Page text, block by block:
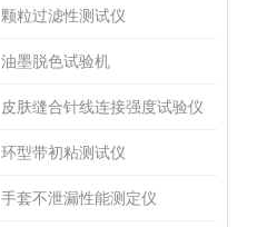
颗粒过滤性测试仪
油墨脱色试验机
皮肤缝合针线连接强度试验仪
环型带初粘测试仪
手套不泄漏性能测定仪